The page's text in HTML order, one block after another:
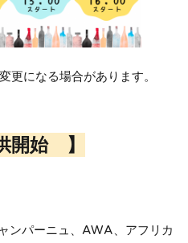
になる場合があります。
開始 】
ンパーニュ、AWA、アフリカ